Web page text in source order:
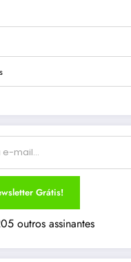
Grátis!
outros assinantes